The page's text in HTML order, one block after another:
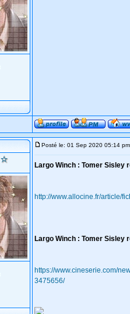
Posté le: 01 Sep 2020 05:14 pm
Largo Winch : Tomer Sisley
http://www.allocine.fr/article/
Largo Winch : Tomer Sisley
https://www.cineserie.com/
3475656/